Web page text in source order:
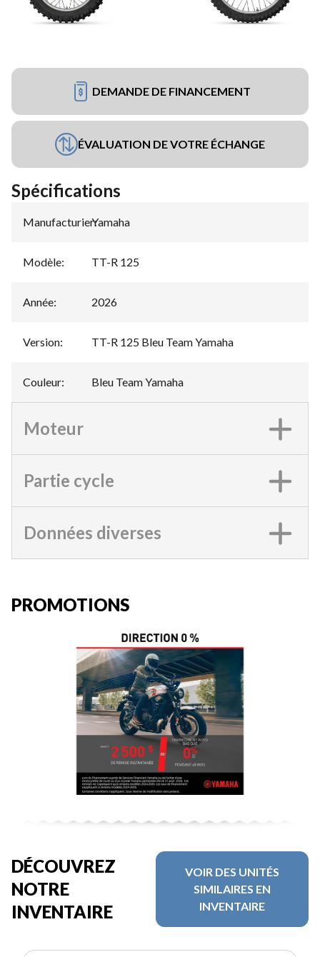
DEMANDE DE FINANCEMENT
ÉVALUATION DE VOTRE ÉCHANGE
Spécifications
Manufacturier:
Yamaha
Modèle: TT-R 125
Année: 2026
Version: TT-R 125 Bleu Team Yamaha
Couleur: Bleu Team Yamaha
Moteur
Partie cycle
Données diverses
PROMOTIONS
DÉCOUVREZ
NOTRE
INVENTAIRE
VOIR DES UNITÉS
SIMILAIRES EN
INVENTAIRE